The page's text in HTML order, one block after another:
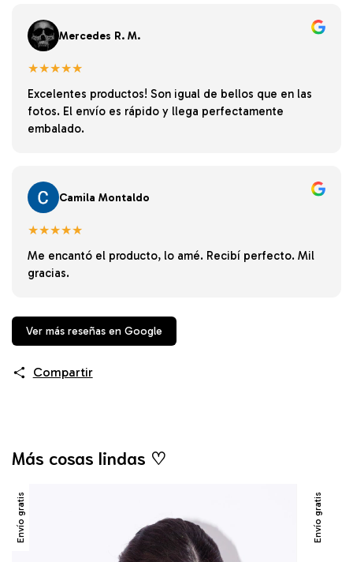
Mercedes R. M.
★★★★★
Excelentes productos! Son igual de bellos que en las
fotos. El envío es rápido y llega perfectamente
embalado.
Camila Montaldo
★★★★★
Me encantó el producto, lo amé. Recibí perfecto. Mil
gracias.
Ver más reseñas en Google
Compartir
Más cosas lindas ♡
Envío gratis Envío gratis